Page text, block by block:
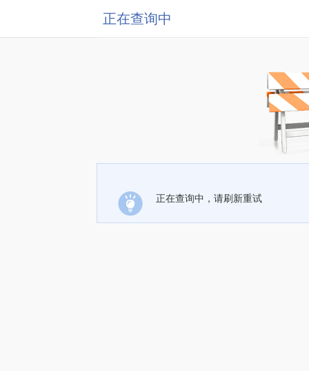
正在查询中
正在查询中，请刷新重试